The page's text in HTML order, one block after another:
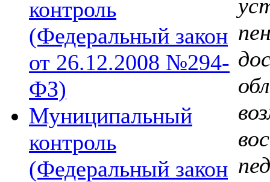
контроль
(Федеральный закон
от 26.12.2008 №294-
ФЗ)
Муниципальный
контроль
(Федеральный закон